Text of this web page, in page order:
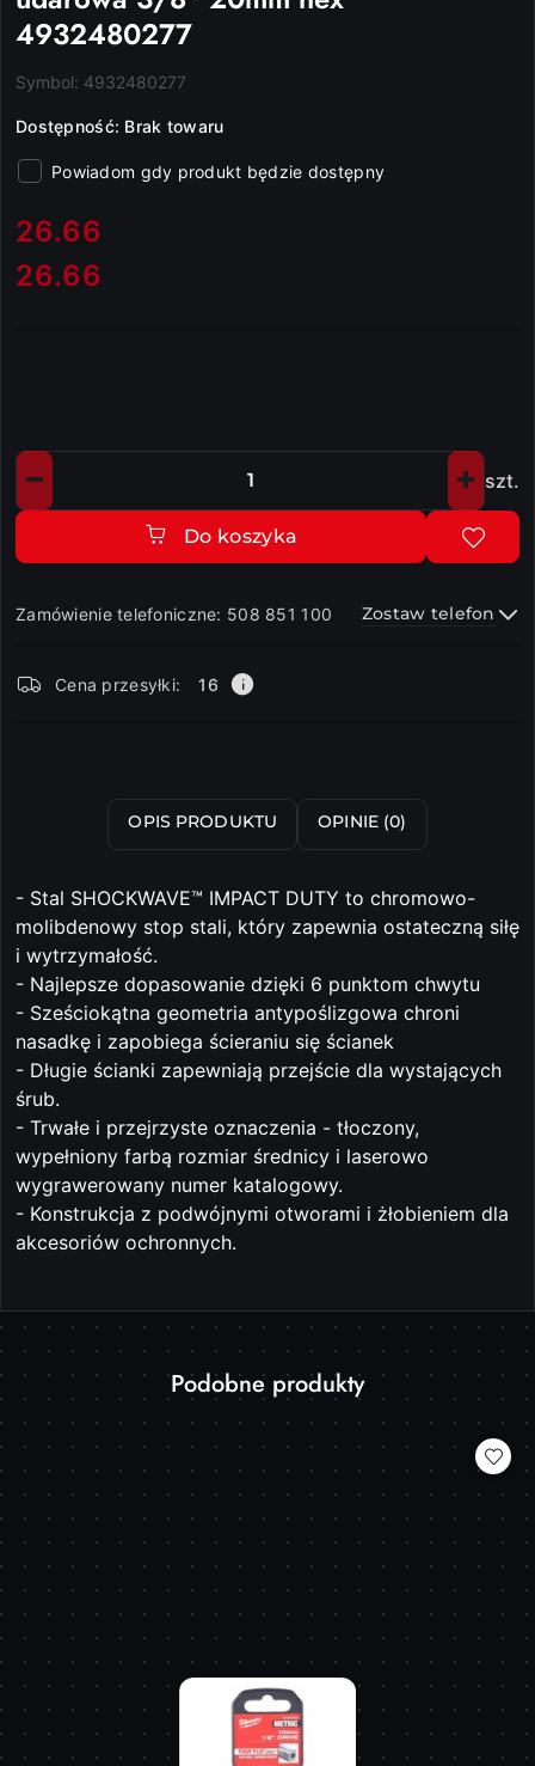
4932480277
Symbol: 4932480277
Dostępność: Brak towaru
Powiadom gdy produkt będzie dostępny
cena:
26.66
Cena:
26.66
Ilość szt.
Do koszyka
Zamówienie telefoniczne: 508 851 100 Zostaw telefon
i
Cena przesyłki: 16
OPIS PRODUKTU OPINIE (0)
- Stal SHOCKWAVE™ IMPACT DUTY to chromowo-
molibdenowy stop stali, który zapewnia ostateczną siłę
i wytrzymałość.
- Najlepsze dopasowanie dzięki 6 punktom chwytu
- Sześciokątna geometria antypoślizgowa chroni
nasadkę i zapobiega ścieraniu się ścianek
- Długie ścianki zapewniają przejście dla wystających
śrub.
- Trwałe i przejrzyste oznaczenia - tłoczony,
wypełniony farbą rozmiar średnicy i laserowo
wygrawerowany numer katalogowy.
- Konstrukcja z podwójnymi otworami i żłobieniem dla
akcesoriów ochronnych.
Pomiń karuzelę produktów
Produkty
statusie:
Podobne produkty